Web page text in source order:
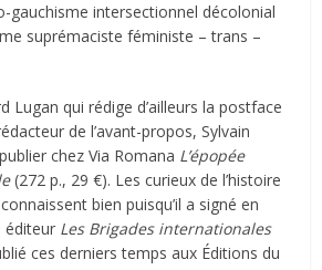
gauchisme intersectionnel décolonial
suprémaciste féministe – trans –
Lugan qui rédige d’ailleurs la postface
de l’avant-propos, Sylvain
chez Via Romana L’épopée
(272 p., 29 €). Les curieux de l’histoire
bien puisqu’il a signé en
éditeur Les Brigades internationales
ces derniers temps aux Éditions du